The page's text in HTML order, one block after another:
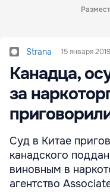
Strana 15 января
Канадца,
за
Суд в Китае
канадского
виновным в
агентство